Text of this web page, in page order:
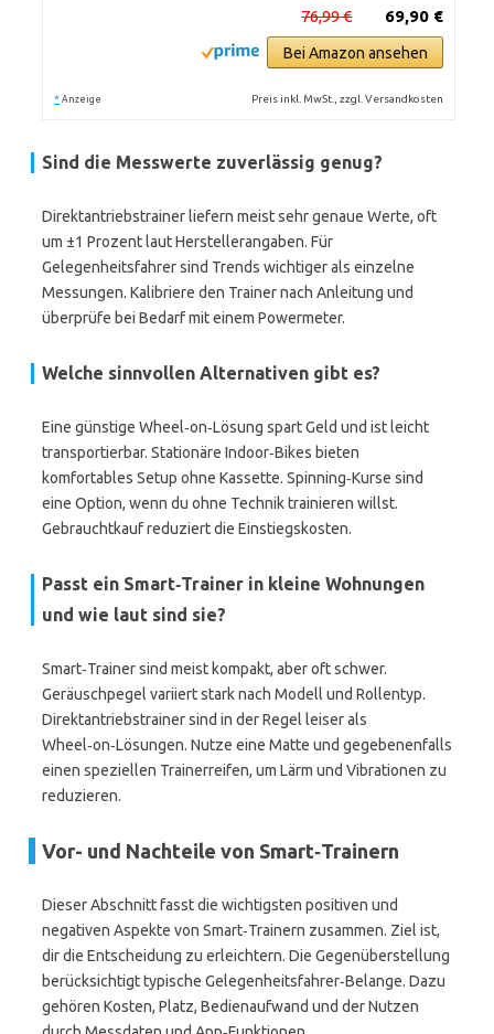
69,90 €
76,99 €
Bei Amazon ansehen
* Anzeige Preis inkl. MwSt., zzgl. Versandkosten
Sind die Messwerte zuverlässig genug?
Direktantriebstrainer liefern meist sehr genaue Werte, oft
um ±1 Prozent laut Herstellerangaben. Für
Gelegenheitsfahrer sind Trends wichtiger als einzelne
Messungen. Kalibriere den Trainer nach Anleitung und
überprüfe bei Bedarf mit einem Powermeter.
Welche sinnvollen Alternativen gibt es?
Eine günstige Wheel‑on‑Lösung spart Geld und ist leicht
transportierbar. Stationäre Indoor‑Bikes bieten
komfortables Setup ohne Kassette. Spinning‑Kurse sind
eine Option, wenn du ohne Technik trainieren willst.
Gebrauchtkauf reduziert die Einstiegskosten.
Passt ein Smart‑Trainer in kleine Wohnungen
und wie laut sind sie?
Smart‑Trainer sind meist kompakt, aber oft schwer.
Geräuschpegel variiert stark nach Modell und Rollentyp.
Direktantriebstrainer sind in der Regel leiser als
Wheel‑on‑Lösungen. Nutze eine Matte und gegebenenfalls
einen speziellen Trainerreifen, um Lärm und Vibrationen zu
reduzieren.
Vor- und Nachteile von Smart‑Trainern
Dieser Abschnitt fasst die wichtigsten positiven und
negativen Aspekte von Smart‑Trainern zusammen. Ziel ist,
dir die Entscheidung zu erleichtern. Die Gegenüberstellung
berücksichtigt typische Gelegenheitsfahrer‑Belange. Dazu
gehören Kosten, Platz, Bedienaufwand und der Nutzen